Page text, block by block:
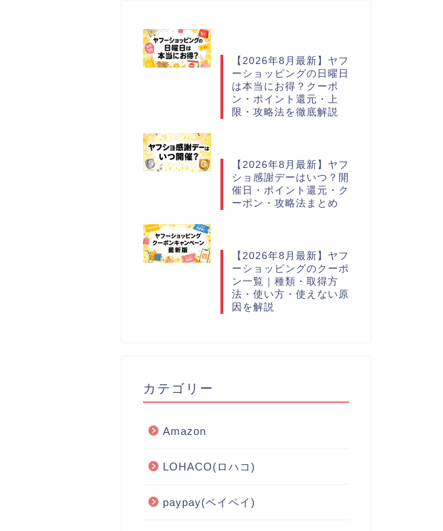
【2026年8月最新】ヤフ
ーショッピングの日曜日
は本当にお得？クーポ
ン・ポイント還元・上
限・攻略法を徹底解説
【2026年8月最新】ヤフ
ショ感謝デーはいつ？開
催日・ポイント還元・ク
ーポン・攻略法まとめ
【2026年8月最新】ヤフ
ーショッピングのクーポ
ン一覧｜種類・取得方
法・使い方・使えない原
因を解説
カテゴリー
Amazon
LOHACO(ロハコ)
paypay(ペイペイ)